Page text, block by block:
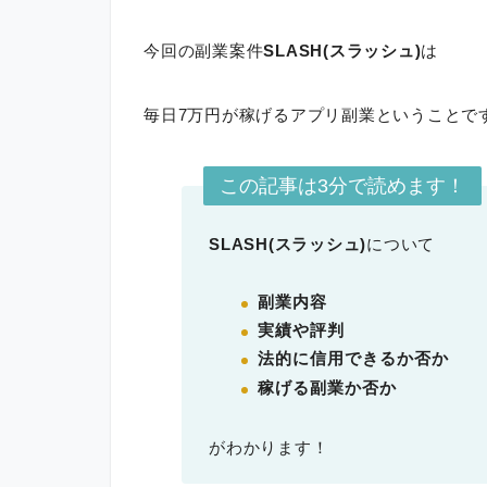
今回の副業案件SLASH(スラッシュ)は
毎日7万円が稼げるアプリ副業ということで
この記事は3分で読めます！
SLASH(スラッシュ)について
副業内容
実績や評判
法的に信用できるか否か
稼げる副業か否か
がわかります！